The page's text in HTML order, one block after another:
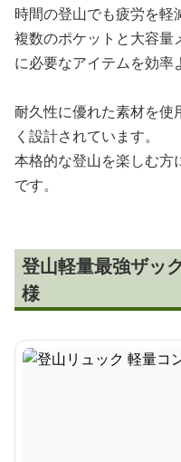
時間の登山でも疲労を軽
複数のポケットと大容量
に必要なアイテムを効率
耐久性に優れた素材を使
く設計されています。
本格的な登山を楽しむ方
です。
登山軽量最強ザッ
様